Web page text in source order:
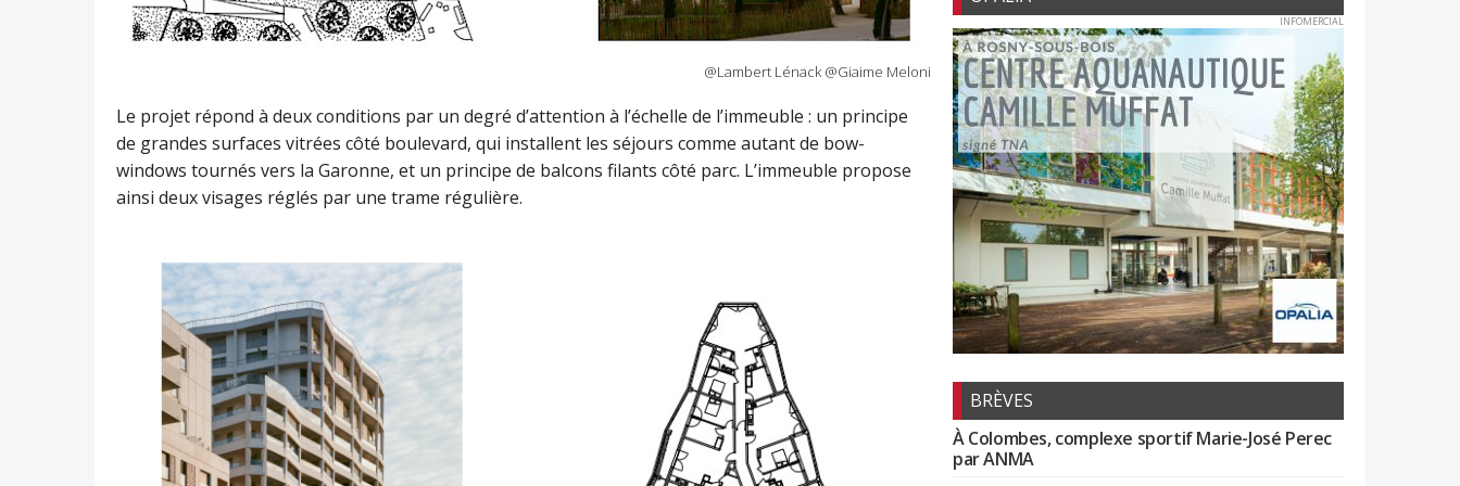
@Lambert Lénack @Giaime Meloni
Le projet répond à deux conditions par un degré d’attention à l’échelle de l’immeuble : un principe
de grandes surfaces vitrées côté boulevard, qui installent les séjours comme autant de bow-
windows tournés vers la Garonne, et un principe de balcons filants côté parc. L’immeuble propose
ainsi deux visages réglés par une trame régulière.
INFOMERCIAL
BRÈVES
À Colombes, complexe sportif Marie-José Perec
par ANMA